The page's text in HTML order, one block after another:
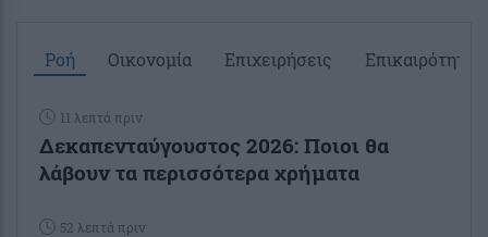
Ροή Οικονομία Επιχειρήσεις Επικαιρότητα
11 λεπτά πριν
Δεκαπενταύγουστος 2026: Ποιοι θα
λάβουν τα περισσότερα χρήματα
52 λεπτά πριν